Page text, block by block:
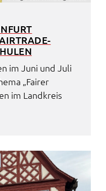
im Juni und Juli
„Fairer
im Land­kreis